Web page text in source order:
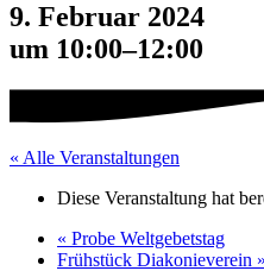
9. Februar 2024
um 10:00–12:00
« Alle Veranstaltungen
Diese Veranstaltung hat
« Probe Weltgebetstag
Frühstück Diakonieverein »